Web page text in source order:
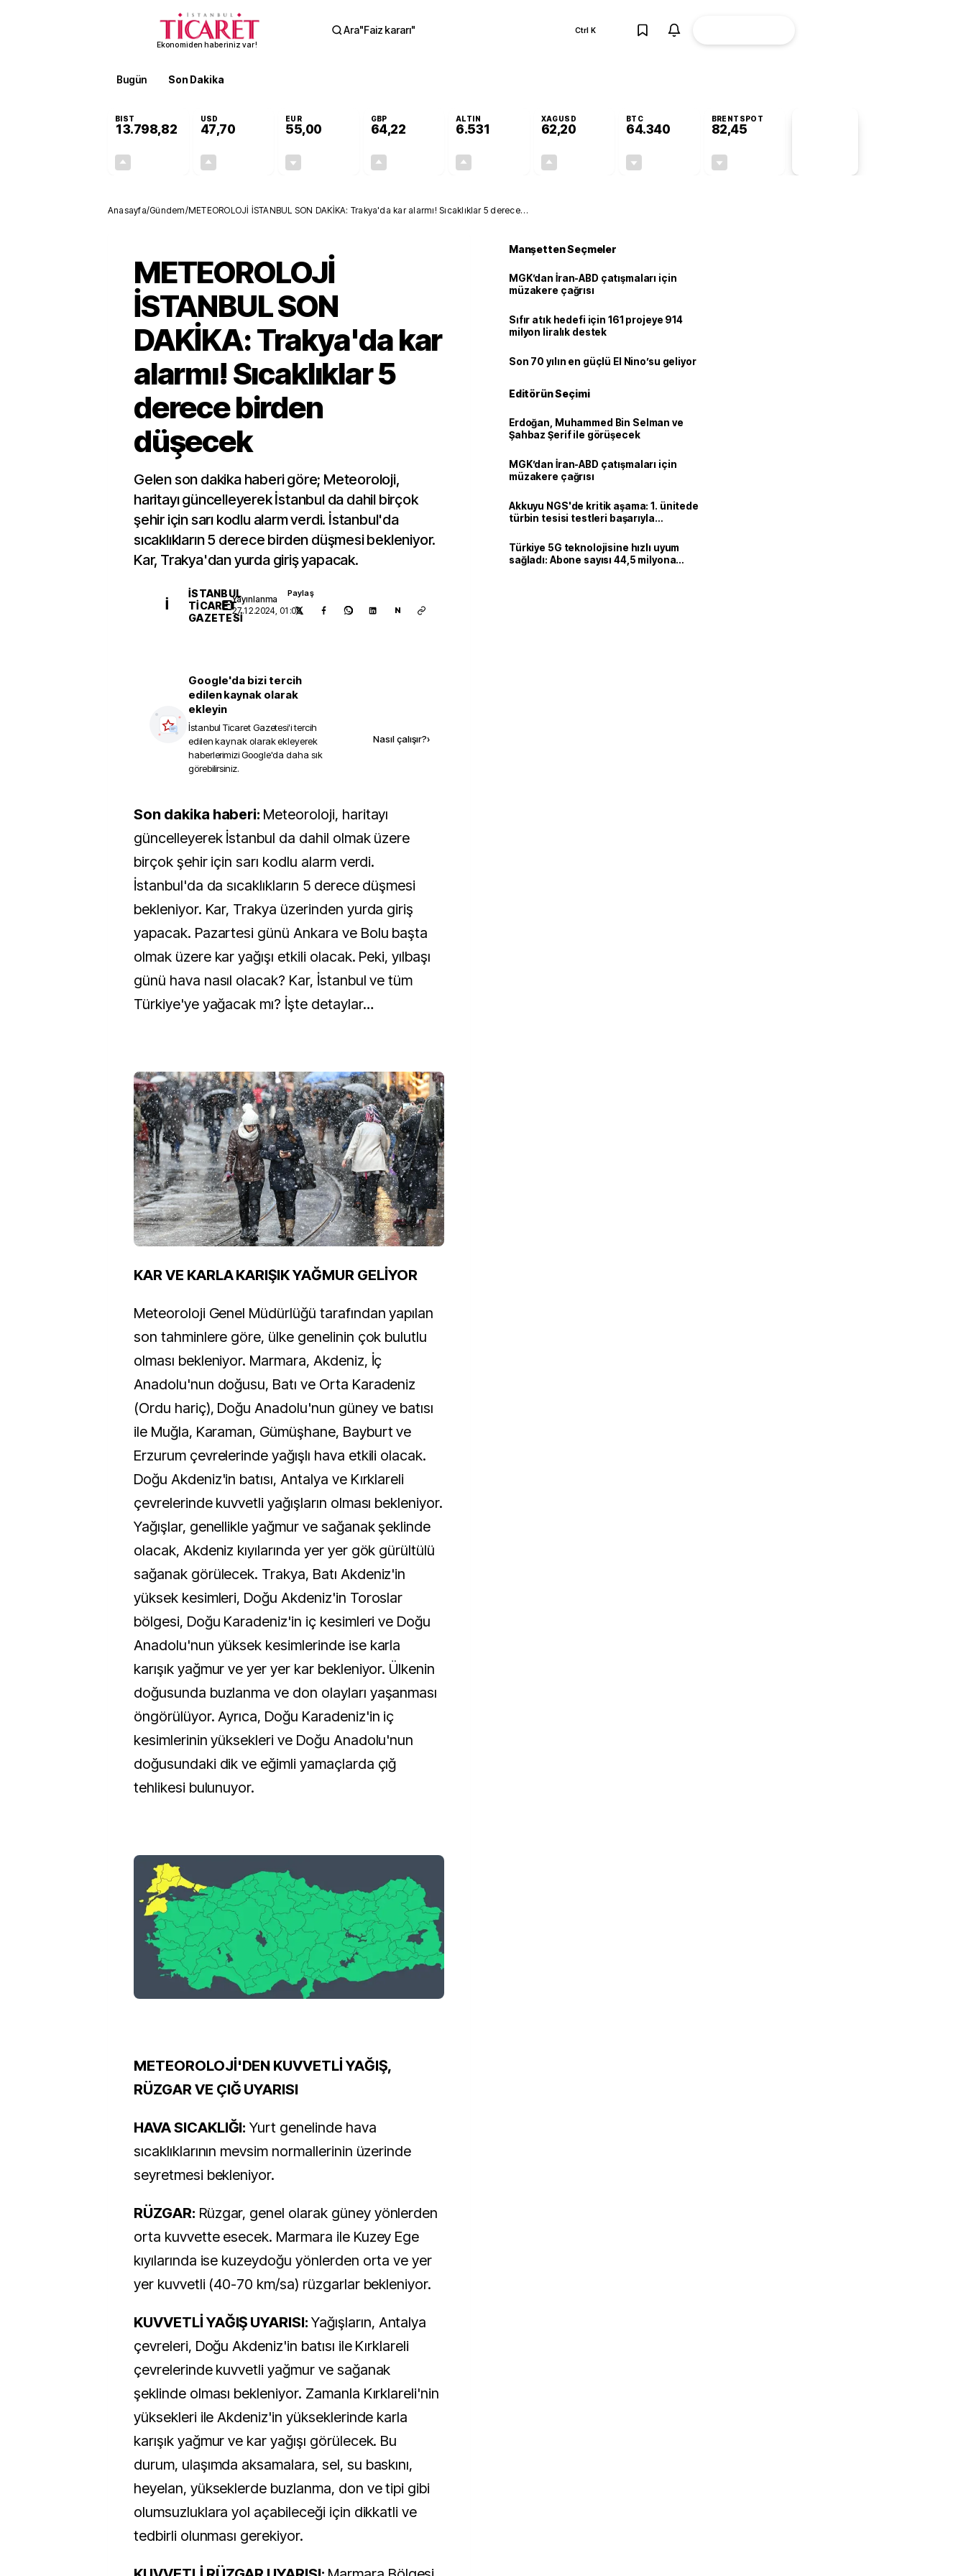
Ekonomiden haberiniz var!
Ara"Faiz kararı" Ctrl K
Bugün Son Dakika
BIST
13.798,82
USD
47,70
EUR
55,00
GBP
64,22
ALTIN
6.531
XAGUSD
62,20
BTC
64.340
BRENTSPOT
82,45
Anasayfa/Gündem/METEOROLOJİ İSTANBUL SON DAKİKA: Trakya'da kar alarmı! Sıcaklıklar 5 derece
METEOROLOJİ
İSTANBUL SON
DAKİKA: Trakya'da kar
alarmı! Sıcaklıklar 5
derece birden
düşecek
Gelen son dakika haberi göre; Meteoroloji,
haritayı güncelleyerek İstanbul da dahil birçok
şehir için sarı kodlu alarm verdi. İstanbul'da
sıcaklıkların 5 derece birden düşmesi bekleniyor.
Kar, Trakya'dan yurda giriş yapacak.
İ
İSTANBUL
TICARET
GAZETESI
Yayınlanma
27.12.2024, 01:08
Paylaş
N
Google'da bizi tercih
edilen kaynak olarak
ekleyin
İstanbul Ticaret Gazetesi'i tercih
edilen kaynak olarak ekleyerek
haberlerimizi Google'da daha sık
görebilirsiniz.
Nasıl çalışır?›
Son dakika haberi: Meteoroloji, haritayı
güncelleyerek İstanbul da dahil olmak üzere
birçok şehir için sarı kodlu alarm verdi.
İstanbul'da da sıcaklıkların 5 derece düşmesi
bekleniyor. Kar, Trakya üzerinden yurda giriş
yapacak. Pazartesi günü Ankara ve Bolu başta
olmak üzere kar yağışı etkili olacak. Peki, yılbaşı
günü hava nasıl olacak? Kar, İstanbul ve tüm
Türkiye'ye yağacak mı? İşte detaylar…
KAR VE KARLA KARIŞIK YAĞMUR GELİYOR
Meteoroloji Genel Müdürlüğü tarafından yapılan
son tahminlere göre, ülke genelinin çok bulutlu
olması bekleniyor. Marmara, Akdeniz, İç
Anadolu'nun doğusu, Batı ve Orta Karadeniz
(Ordu hariç), Doğu Anadolu'nun güney ve batısı
ile Muğla, Karaman, Gümüşhane, Bayburt ve
Erzurum çevrelerinde yağışlı hava etkili olacak.
Doğu Akdeniz'in batısı, Antalya ve Kırklareli
çevrelerinde kuvvetli yağışların olması bekleniyor.
Yağışlar, genellikle yağmur ve sağanak şeklinde
olacak, Akdeniz kıyılarında yer yer gök gürültülü
sağanak görülecek. Trakya, Batı Akdeniz'in
yüksek kesimleri, Doğu Akdeniz'in Toroslar
bölgesi, Doğu Karadeniz'in iç kesimleri ve Doğu
Anadolu'nun yüksek kesimlerinde ise karla
karışık yağmur ve yer yer kar bekleniyor. Ülkenin
doğusunda buzlanma ve don olayları yaşanması
öngörülüyor. Ayrıca, Doğu Karadeniz'in iç
kesimlerinin yüksekleri ve Doğu Anadolu'nun
doğusundaki dik ve eğimli yamaçlarda çığ
tehlikesi bulunuyor.
METEOROLOJİ'DEN KUVVETLİ YAĞIŞ,
RÜZGAR VE ÇIĞ UYARISI
HAVA SICAKLIĞI: Yurt genelinde hava
sıcaklıklarının mevsim normallerinin üzerinde
seyretmesi bekleniyor.
RÜZGAR: Rüzgar, genel olarak güney yönlerden
orta kuvvette esecek. Marmara ile Kuzey Ege
kıyılarında ise kuzeydoğu yönlerden orta ve yer
yer kuvvetli (40-70 km/sa) rüzgarlar bekleniyor.
KUVVETLİ YAĞIŞ UYARISI:Yağışların, Antalya
çevreleri, Doğu Akdeniz'in batısı ile Kırklareli
çevrelerinde kuvvetli yağmur ve sağanak
şeklinde olması bekleniyor. Zamanla Kırklareli'nin
yüksekleri ile Akdeniz'in yükseklerinde karla
karışık yağmur ve kar yağışı görülecek. Bu
durum, ulaşımda aksamalara, sel, su baskını,
heyelan, yükseklerde buzlanma, don ve tipi gibi
olumsuzluklara yol açabileceği için dikkatli ve
tedbirli olunması gerekiyor.
Manşetten Seçmeler
MGK’dan İran-ABD çatışmaları için
müzakere çağrısı
Sıfır atık hedefi için 161 projeye 914
milyon liralık destek
Son 70 yılın en güçlü El Nino’su geliyor
Editörün Seçimi
Erdoğan, Muhammed Bin Selman ve
Şahbaz Şerif ile görüşecek
MGK’dan İran-ABD çatışmaları için
müzakere çağrısı
Akkuyu NGS'de kritik aşama: 1. ünitede
türbin tesisi testleri başarıyla
Türkiye 5G teknolojisine hızlı uyum
sağladı: Abone sayısı 44,5 milyona